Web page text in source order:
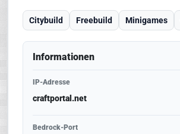
Citybuild Freebuild Minigames
Informationen
IP-Adresse
craftportal.net
Bedrock-Port